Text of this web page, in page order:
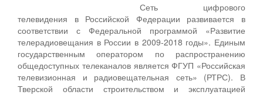
Сеть цифрового
телевидения в Российской Федерации развивается в
соответствии с Федеральной программой «Развитие
телерадиовещания в России в 2009-2018 годы». Единым
государственным оператором по распространению
общедоступных телеканалов является ФГУП «Российская
телевизионная и радиовещательная сеть» (РТРС). В
Тверской области строительством и эксплуатацией